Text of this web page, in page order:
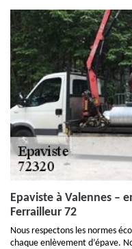
Epaviste à Valennes –
Ferrailleur 72
Nous respectons les normes
chaque enlèvement d’épave.